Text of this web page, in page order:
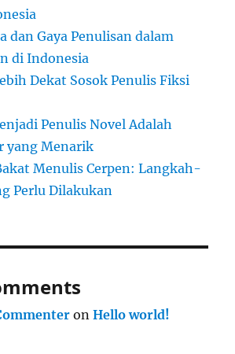
dan Gaya Penulisan dalam
di Indonesia
Dekat Sosok Penulis Fiksi
Penulis Novel Adalah
yang Menarik
Menulis Cerpen: Langkah-
Perlu Dilakukan
onHello world!